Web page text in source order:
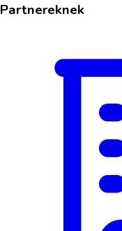
Partnereknek